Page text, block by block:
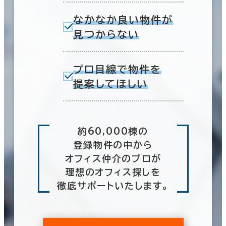
なかなか良い物件が
見つからない
プロ目線で物件を
提案してほしい
約60,000棟の
登録物件の中から
オフィス仲介のプロが
理想のオフィス探しを
徹底サポートいたします。